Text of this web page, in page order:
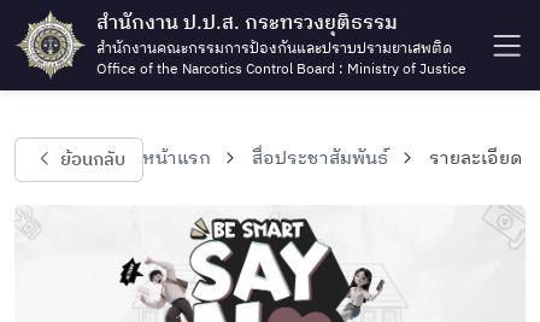
สำนักงาน ป.ป.ส. กระทรวงยุติธรรม
สำนักงานคณะกรรมการป้องกันและปราบปรามยาเสพติด
Office of the Narcotics Control Board : Ministry of Justice
ย้อนกลับ หน้าแรก สื่อประชาสัมพันธ์ รายละเอียด